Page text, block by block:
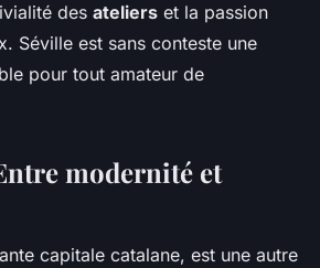
des ateliers et la passion
Séville est sans conteste une
pour tout amateur de
modernité et
capitale catalane, est une autre